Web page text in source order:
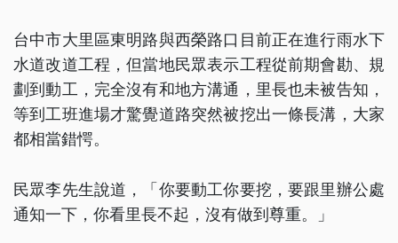
台中市大里區東明路與西榮路口目前正在進行雨水下
水道改道工程，但當地民眾表示工程從前期會勘、規
劃到動工，完全沒有和地方溝通，里長也未被告知，
等到工班進場才驚覺道路突然被挖出一條長溝，大家
都相當錯愕。
民眾李先生說道，「你要動工你要挖，要跟里辦公處
通知一下，你看里長不起，沒有做到尊重。」